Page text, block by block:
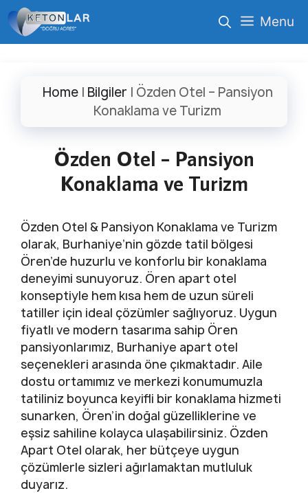
İçeriğe
atla
Menu
Home| Bilgiler | Özden Otel – Pansiyon
Konaklama ve Turizm
Özden Otel – Pansiyon
Konaklama ve Turizm
Özden Otel & Pansiyon Konaklama ve Turizm
olarak, Burhaniye’nin gözde tatil bölgesi
Ören’de huzurlu ve konforlu bir konaklama
deneyimi sunuyoruz. Ören apart otel
konseptiyle hem kısa hem de uzun süreli
tatiller için ideal çözümler sağlıyoruz. Uygun
fiyatlı ve modern tasarıma sahip Ören
pansiyonlarımız, Burhaniye apart otel
seçenekleri arasında öne çıkmaktadır. Aile
dostu ortamımız ve merkezi konumumuzla
tatiliniz boyunca keyifli bir konaklama hizmeti
sunarken, Ören’in doğal güzelliklerine ve
eşsiz sahiline kolayca ulaşabilirsiniz. Özden
Apart Otel olarak, her bütçeye uygun
çözümlerle sizleri ağırlamaktan mutluluk
duyarız.